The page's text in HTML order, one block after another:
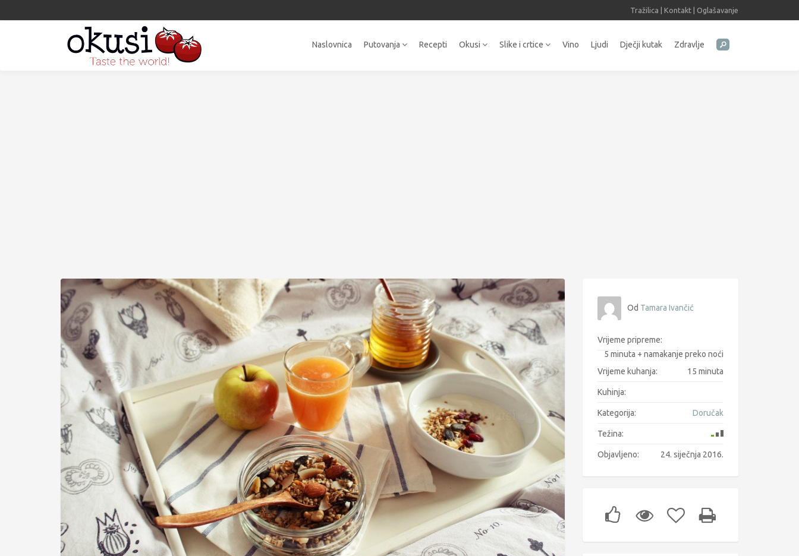
Tražilica Kontakt Oglašavanje
Naslovnica Putovanja Recepti Okusi Slike i crtice Vino Ljudi Dječji kutak Zdravlje
Od Tamara Ivančić
Vrijeme pripreme:
5 minuta + namakanje preko noći
Vrijeme kuhanja:
15 minuta
Kuhinja:
Kategorija: Doručak
Težina:
Objavljeno: 24. siječnja 2016.